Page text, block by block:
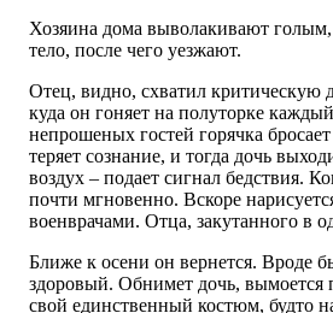
Хозяина дома выволакивают
тело, после чего уезжают.
Отец, видно, схватил критическую
куда он гоняет на полуторке
непрошеных гостей горячка
теряет сознание, и тогда дочь
воздух – подает сигнал бедствия.
почти мгновенно. Вскоре
военврачами. Отца, закутанного в
Ближе к осени он вернется. Вроде
здоровый. Обнимет дочь, вымоется
свой единственный костюм, будто